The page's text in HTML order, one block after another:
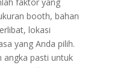
booth, bahan
lokasi
yang Anda pilih.
angka pasti untuk